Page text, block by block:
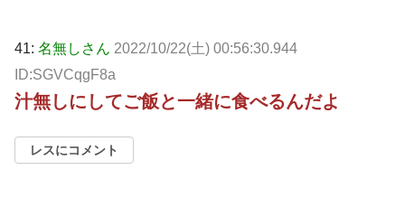
41: 名無しさん 2022/10/22(土) 00:56:30.944
ID:SGVCqgF8a
汁無しにしてご飯と一緒に食べるんだよ
レスにコメント